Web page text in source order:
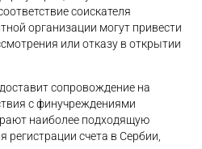
соискателя
организации могут привести
или отказу в открытии
сопровождение на
с финучреждениями
наиболее подходящую
счета в Сербии,